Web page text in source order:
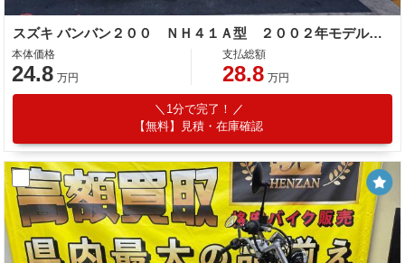
スズキ バンバン２００ ＮＨ４１Ａ型 ２００２年モデル 社外ハンドル 社外マフラー
本体価格
24.8 万円
支払総額
28.8 万円
1分で完了！
【無料】見積・在庫確認